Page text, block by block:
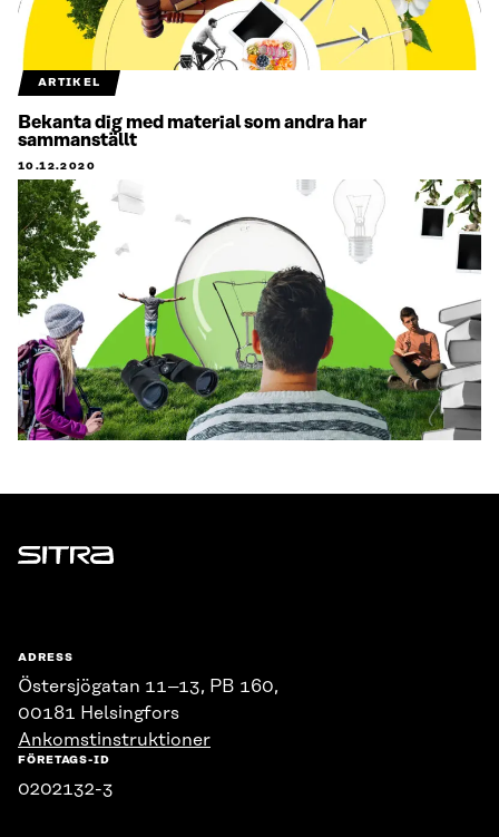
ARTIKEL
Bekanta dig med material som andra har
sammanställt
10.12.2020
Sitra
ADRESS
Östersjögatan 11–13, PB 160,
00181 Helsingfors
Ankomstinstruktioner
FÖRETAGS-ID
0202132-3